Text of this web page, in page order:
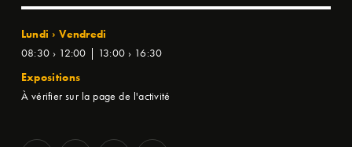
Lundi › Vendredi
08:30 › 12:00 | 13:00 › 16:30
Expositions
À vérifier sur la page de l'activité